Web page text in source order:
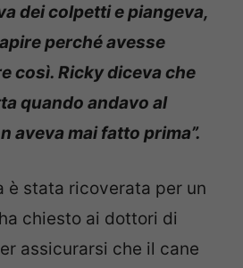
dei colpetti e piangeva,
perché avesse
così. Ricky diceva che
quando andavo al
aveva mai fatto prima”.
è stata ricoverata per un
chiesto ai dottori di
assicurarsi che il cane